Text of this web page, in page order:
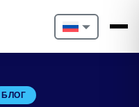
Nederlands
БЛОГ